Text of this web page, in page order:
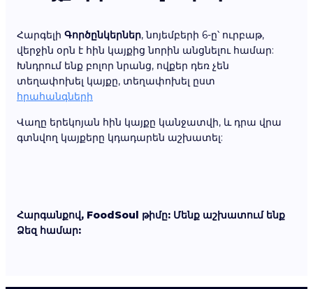
Հարգելի Գործընկերներ, նոյեմբերի 6-ը՝ ուրբաթ,
վերջին օրն է հին կայքից նորին անցնելու համար:
Խնդրում ենք բոլոր նրանց, ովքեր դեռ չեն
տեղափոխել կայքը, տեղափոխել ըստ
հրահանգների
Վաղը երեկոյան հին կայքը կանջատվի, և դրա վրա
գտնվող կայքերը կդադարեն աշխատել:
Հարգանքով, FoodSoul թիմը: Մենք աշխատում ենք
Ձեզ համար: